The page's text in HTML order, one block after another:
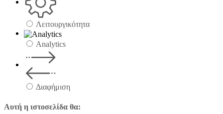
Λειτουργικότητα
Analytics
Διαφήμιση
Αυτή η ιστοσελίδα θα: